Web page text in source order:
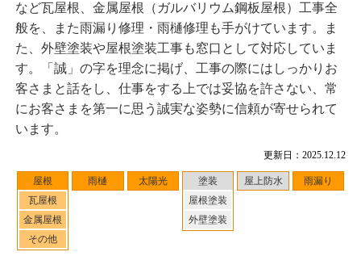
更新日：2025.12.12
屋根
瓦屋根
金属屋根
その他
雨樋 太陽光
塗装
屋根塗装
外壁塗装
屋上防水 雨漏り
など瓦屋根、金属屋根（ガルバリウム鋼板屋根）工事全
般を、また雨漏り修理・雨樋修理も手がけています。ま
た、外壁塗装や屋根塗装工事も窓口として対応していま
す。「誠」の字を理念に掲げ、工事の際にはしっかりお
客さまと話をし、仕事をする上では妥協を許さない、常
にお客さまを第一に思う誠実な姿勢に信頼が寄せられて
います。